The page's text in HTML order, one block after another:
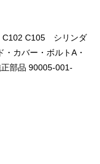
C102 C105 シリンダ
・カバー・ボルトA・
部品 90005-001-